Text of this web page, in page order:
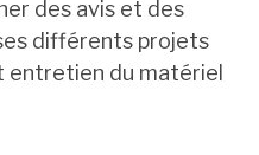
des avis et des
différents projets
du matériel